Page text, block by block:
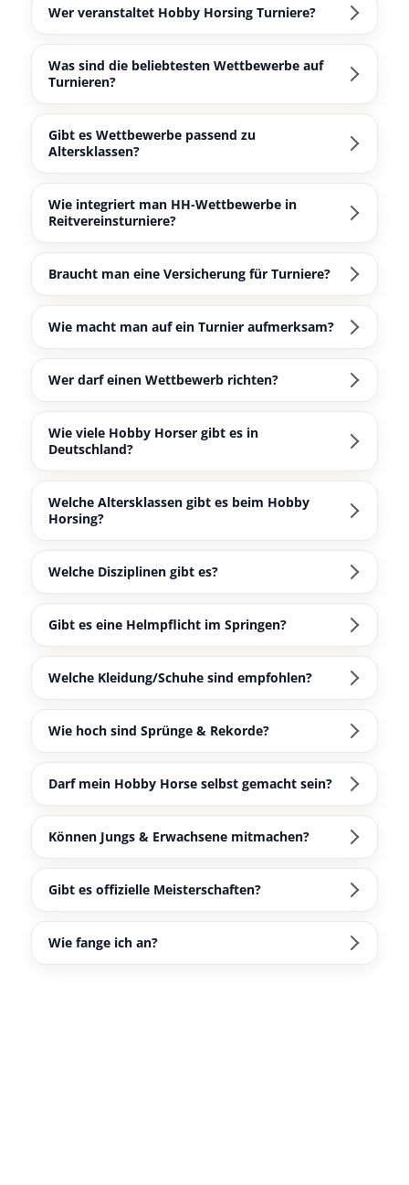
Wer veranstaltet Hobby Horsing Turniere?
Was sind die beliebtesten Wettbewerbe auf
Turnieren?
Gibt es Wettbewerbe passend zu
Altersklassen?
Wie integriert man HH-Wettbewerbe in
Reitvereinsturniere?
Braucht man eine Versicherung für Turniere?
Wie macht man auf ein Turnier aufmerksam?
Wer darf einen Wettbewerb richten?
Wie viele Hobby Horser gibt es in
Deutschland?
Welche Altersklassen gibt es beim Hobby
Horsing?
Welche Disziplinen gibt es?
Gibt es eine Helmpflicht im Springen?
Welche Kleidung/Schuhe sind empfohlen?
Wie hoch sind Sprünge & Rekorde?
Darf mein Hobby Horse selbst gemacht sein?
Können Jungs & Erwachsene mitmachen?
Gibt es offizielle Meisterschaften?
Wie fange ich an?